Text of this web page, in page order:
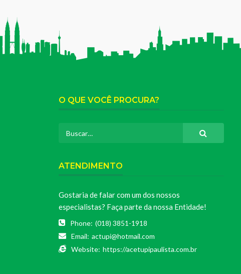
O QUE VOCÊ PROCURA?
ATENDIMENTO
Gostaria de falar com um dos nossos
especialistas? Faça parte da nossa Entidade!
Phone: (018) 3851-1918
Email: actupi@hotmail.com
Website: https://acetupipaulista.com.br